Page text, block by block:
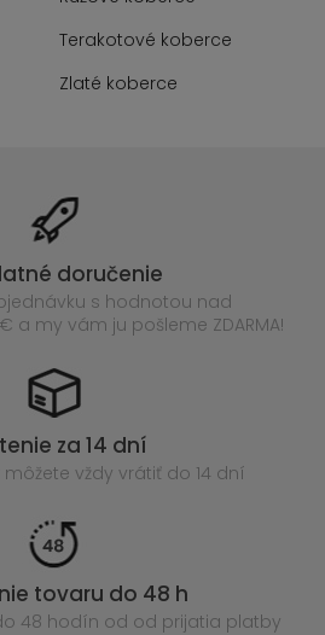
Terakotové koberce
Zlaté koberce
doručenie
s hodnotou nad
a my vám ju pošleme ZDARMA!
za 14 dní
vždy vrátiť do 14 dní
tovaru do 48 h
48 hodín od od prijatia platby